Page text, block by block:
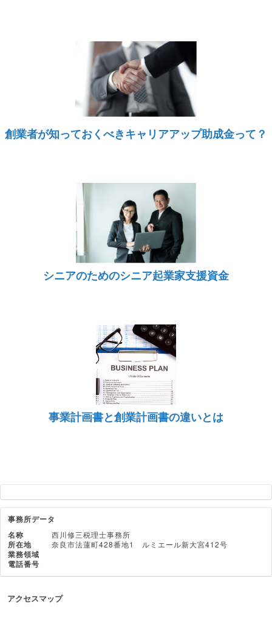
創業者が知っておくべきキャリアアップ助成金って？
シニアのためのシニア起業家支援資金
事業計画書と創業計画書の違いとは
事務所データ
名称
西川修三税理士事務所
所在地 奈良市法蓮町428番地1 ルミエール新大宮412号
業務領域
電話番号
アクセスマップ